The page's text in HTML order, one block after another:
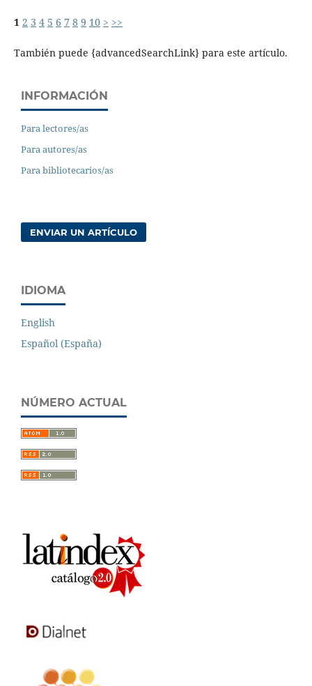
1 2 3 4 5 6 7 8 9 10 > >>
También puede {advancedSearchLink} para este artículo.
INFORMACIÓN
Para lectores/as
Para autores/as
Para bibliotecarios/as
ENVIAR UN ARTÍCULO
IDIOMA
English
Español (España)
NÚMERO ACTUAL